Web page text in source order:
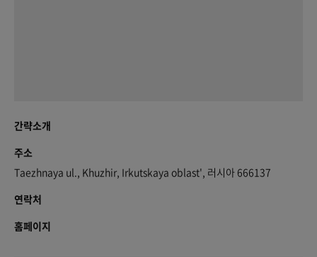
간략소개
주소
Taezhnaya ul., Khuzhir, Irkutskaya oblast', 러시아 666137
연락처
홈페이지